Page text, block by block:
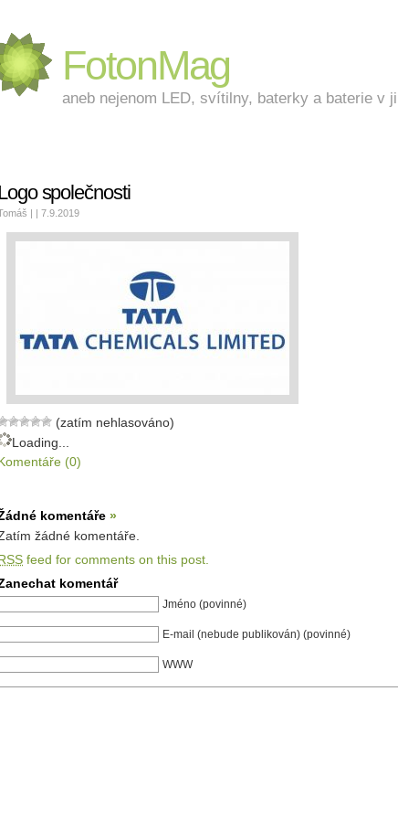
FotonMag
aneb nejenom LED, svítilny, baterky a baterie v
společnosti
| | 7.9.2019
(zatím nehlasováno)
Loading...
(0)
komentáře »
žádné komentáře.
feed for comments on this post.
komentář
Jméno (povinné)
E-mail (nebude publikován) (povinné)
WWW